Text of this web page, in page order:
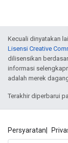
Kecuali dinyatakan
Lisensi Creative
dilisensikan
informasi
adalah merek
Terakhir diperbarui
Persyaratan